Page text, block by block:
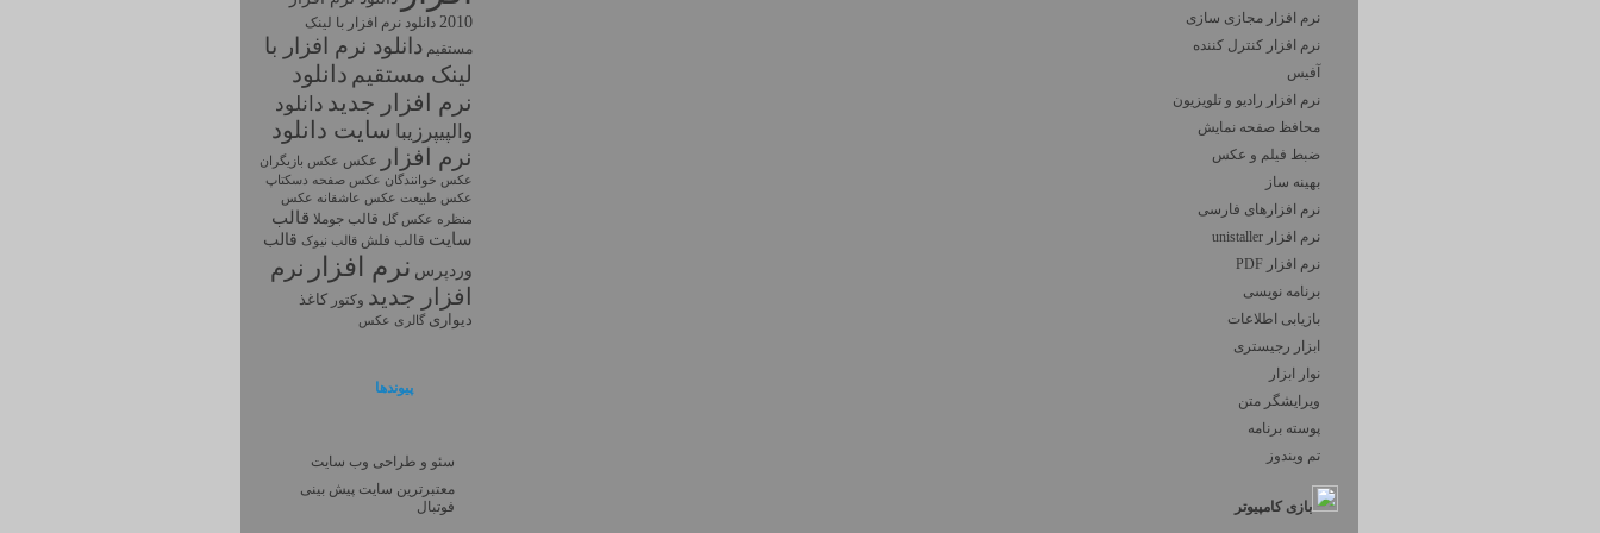
نرم افزار مجازی سازی
نرم افزار کنترل کننده
آفیس
نرم افزار رادیو و تلویزیون
محافظ صفحه نمایش
ضبط فيلم و عكس
بهینه ساز
نرم افزارهای فارسی
نرم افزار unistaller
نرم افزار PDF
برنامه نویسی
بازیابی اطلاعات
ابزار رجیستری
نوار ابزار
ویرایشگر متن
پوسته برنامه
تم ویندوز
بازی کامپیوتر
2010 دانلود نرم افزار با لينک
مستقيم دانلود نرم افزار با
لینک مستقیم دانلود
نرم افزار جديد دانلود
والپیپرزیبا سايت دانلود
نرم افزار
عکس عکس بازیگران
عکس خوانندگان عکس صفحه دسکتاپ
عکس طبیعت عکس عاشقانه عکس
منظره عکس گل قالب جوملا قالب
سایت قالب فلش قالب نیوک قالب
وردپرس نرم افزار نرم
افزار جديد وکتور کاغذ
دیواری گالری عکس
پیوندها
سئو و طراحی وب سایت
معتبرترین سایت پیش بینی
فوتبال